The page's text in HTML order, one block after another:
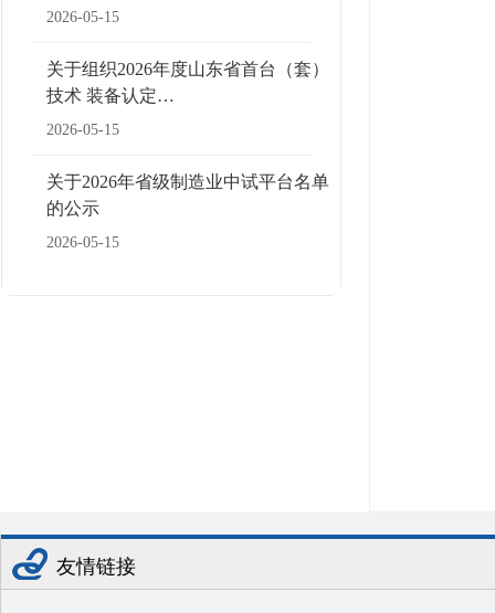
2026-05-15
关于组织2026年度山东省首台（套）
技术 装备认定…
2026-05-15
关于2026年省级制造业中试平台名单
的公示
2026-05-15
友情链接